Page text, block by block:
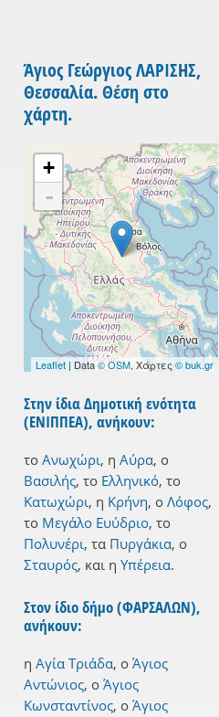
Άγιος Γεώργιος ΛΑΡΙΣΗΣ,
Θεσσαλία. Θέση στο
χάρτη.
+
-
Leaflet| Data© OSM, Χάρτες© buk.gr
Στην ίδια Δημοτική ενότητα
(ΕΝΙΠΠΕΑ), ανήκουν:
το Ανωχώρι, η Αύρα, ο
Βασιλής, το Ελληνικό, το
Κατωχώρι, η Κρήνη, ο Λόφος,
το Μεγάλο Ευύδριο, το
Πολυνέρι, τα Πυργάκια, ο
Σταυρός, και η Υπέρεια.
Στον ίδιο δήμο (ΦΑΡΣΑΛΩΝ),
ανήκουν:
η Αγία Τριάδα, ο Άγιος
Αντώνιος, ο Άγιος
Κωνσταντίνος, ο Άγιος